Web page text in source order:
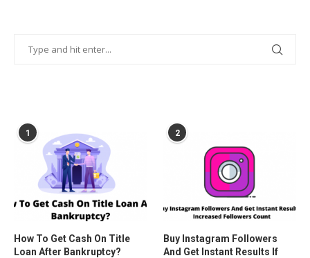
1
How To Get Cash On Title
Loan After Bankruptcy?
2
Buy Instagram Followers
And Get Instant Results If